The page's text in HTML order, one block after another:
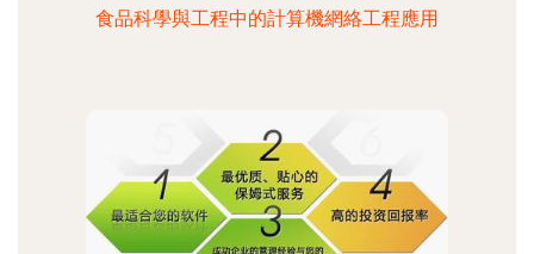
食品科學與工程中的計算機網絡工程應用